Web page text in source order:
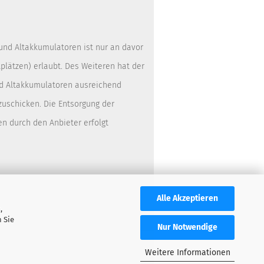
Sie
Alle Akzeptieren
Nur Notwendige
Weitere Informationen
Altakkumulatoren ist nur an davor
erlaubt. Des Weiteren hat der
Altakkumulatoren ausreichend
Die Entsorgung der
durch den Anbieter erfolgt